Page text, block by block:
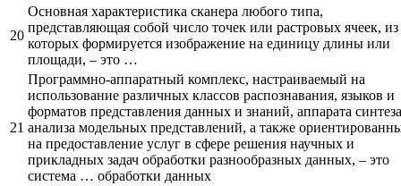
20
Основная характеристика сканера любого типа,
представляющая собой число точек или растровых ячеек, из
которых формируется изображение на единицу длины или
площади, – это …
21
Программно-аппаратный комплекс, настраиваемый на
использование различных классов распознавания, языков и
форматов представления данных и знаний, аппарата
анализа модельных представлений, а также
на предоставление услуг в сфере решения научных и
прикладных задач обработки разнообразных данных, – это
система … обработки данных